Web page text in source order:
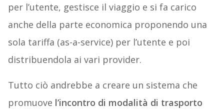
per l’utente, gestisce il viaggio e si fa carico
anche della parte economica proponendo una
sola tariffa (as-a-service) per l’utente e poi
distribuendola ai vari provider.
Tutto ciò andrebbe a creare un sistema che
promuove l’incontro di modalità di trasporto